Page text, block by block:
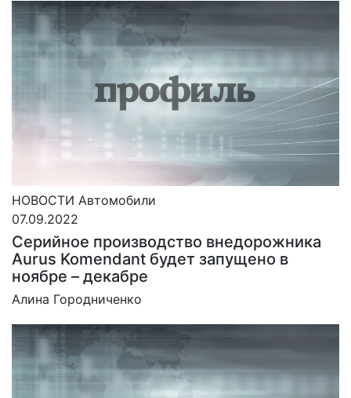
НОВОСТИ Автомобили
07.09.2022
Серийное производство внедорожника
Aurus Komendant будет запущено в
ноябре – декабре
Алина Городниченко